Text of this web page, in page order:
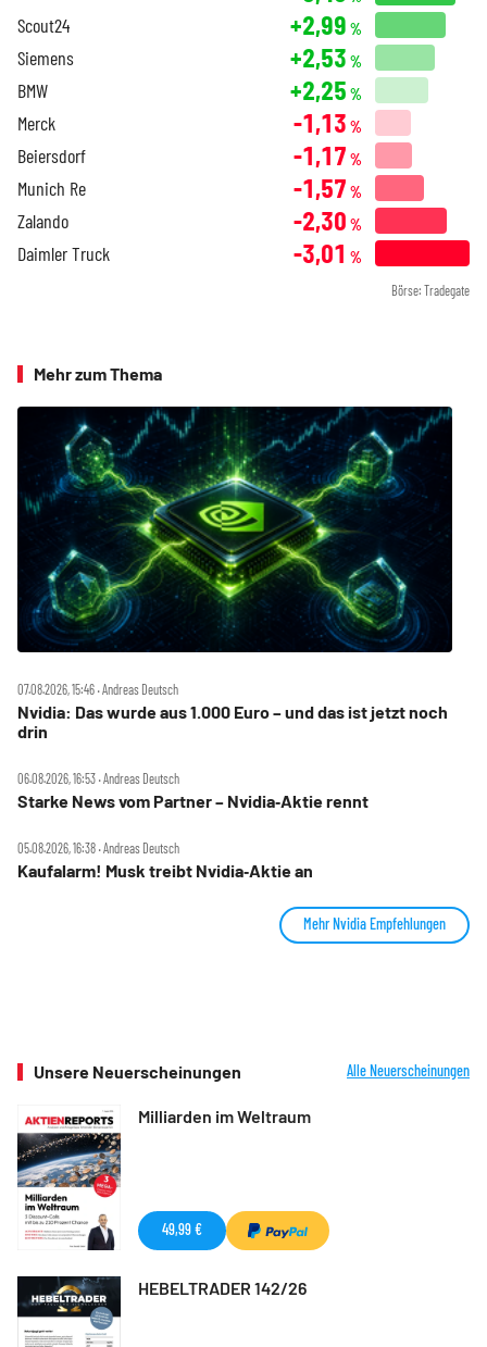
Scout24 +2,99 %
Siemens +2,53 %
BMW +2,25 %
Merck -1,13 %
Beiersdorf -1,17 %
Munich Re -1,57 %
Zalando -2,30 %
Daimler Truck -3,01 %
Börse: Tradegate
Mehr zum Thema
07.08.2026, 15:46 ‧ Andreas Deutsch
Nvidia: Das wurde aus 1.000 Euro – und das ist jetzt noch
drin
06.08.2026, 16:53 ‧ Andreas Deutsch
Starke News vom Partner – Nvidia‑Aktie rennt
05.08.2026, 16:38 ‧ Andreas Deutsch
Kaufalarm! Musk treibt Nvidia‑Aktie an
Mehr Nvidia Empfehlungen
Unsere Neuerscheinungen Alle Neuerscheinungen
Milliarden im Weltraum
49,99 €
HEBELTRADER 142/26